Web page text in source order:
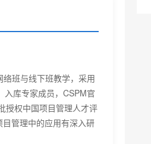
证适用范围和它对个人的作用
络班与线下班教学，采用
入库专家成员，CSPM官
授权中国项目管理人才评
管理中的应用有深入研